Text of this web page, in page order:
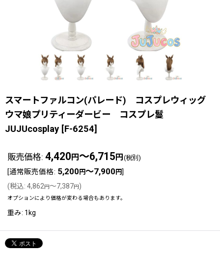
スマートファルコン(パレード) コスプレウィッグ
ウマ娘プリティーダービー コスプレ鬘
JUJUcosplay [F-6254]
販売価格: 4,420 円 ～6,715 円 (税別)
[通常販売価格: 5,200 円 ～7,900 円]
(税込: 4,862円～7,387円)
オプションにより価格が変わる場合もあります。
重み: 1kg